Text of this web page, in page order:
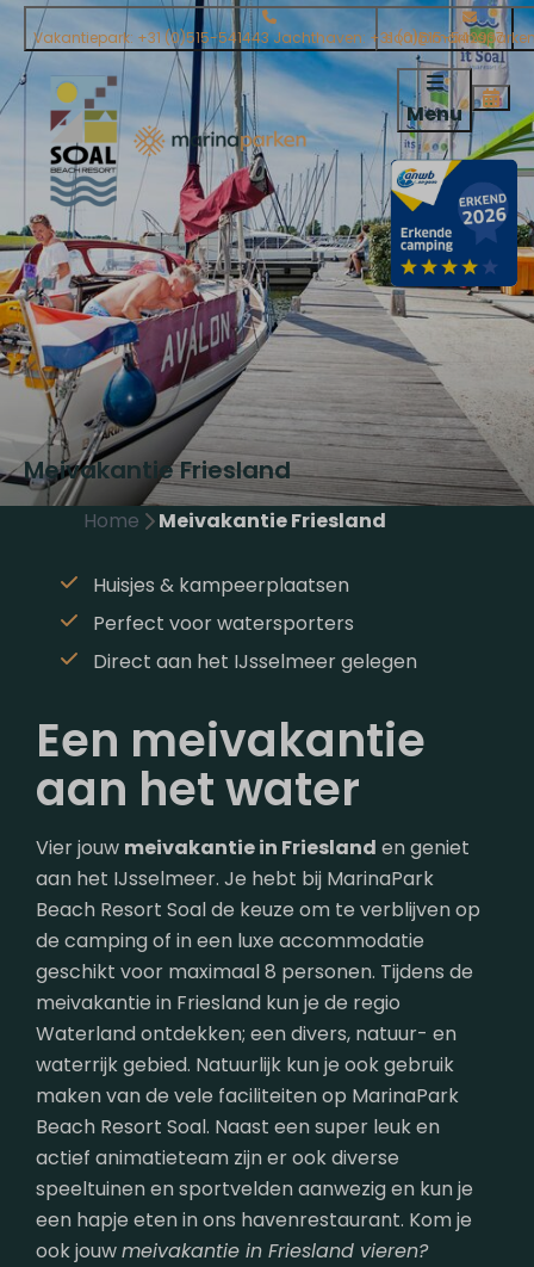
Vakantiepark: +31 (0)515-541443 Jachthaven: +31 (0)515-542937
Menu
Meivakantie Friesland
Home Meivakantie Friesland
Huisjes & kampeerplaatsen
Perfect voor watersporters
Direct aan het IJsselmeer gelegen
Een meivakantie
aan het water
Vier jouw meivakantie in Friesland en geniet
aan het IJsselmeer. Je hebt bij MarinaPark
Beach Resort Soal de keuze om te verblijven op
de camping of in een luxe accommodatie
geschikt voor maximaal 8 personen. Tijdens de
meivakantie in Friesland kun je de regio
Waterland ontdekken; een divers, natuur- en
waterrijk gebied. Natuurlijk kun je ook gebruik
maken van de vele faciliteiten op MarinaPark
Beach Resort Soal. Naast een super leuk en
actief animatieteam zijn er ook diverse
speeltuinen en sportvelden aanwezig en kun je
een hapje eten in ons havenrestaurant. Kom je
ook jouwmeivakantie in Friesland vieren?